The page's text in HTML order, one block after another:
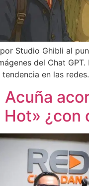
Studio Ghibli al
del Chat GPT.
en las redes.
Hot» ¿con